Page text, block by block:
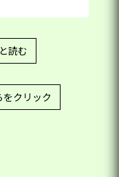
読む
クリック